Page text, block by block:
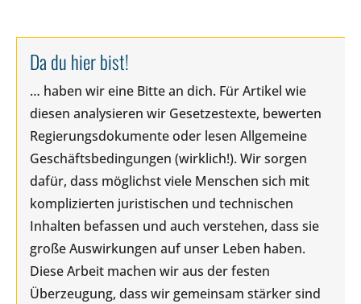
Da du hier bist!
… haben wir eine Bitte an dich. Für Artikel wie
diesen analysieren wir Gesetzestexte, bewerten
Regierungsdokumente oder lesen Allgemeine
Geschäftsbedingungen (wirklich!). Wir sorgen
dafür, dass möglichst viele Menschen sich mit
komplizierten juristischen und technischen
Inhalten befassen und auch verstehen, dass sie
große Auswirkungen auf unser Leben haben.
Diese Arbeit machen wir aus der festen
Überzeugung, dass wir gemeinsam stärker sind